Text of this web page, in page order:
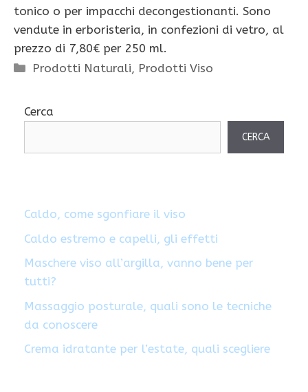
tonico o per impacchi decongestionanti. Sono
vendute in erboristeria, in confezioni di vetro, al
prezzo di 7,80€ per 250 ml.
Categorie
Prodotti Naturali, Prodotti Viso
Cerca
CERCA
Caldo, come sgonfiare il viso
Caldo estremo e capelli, gli effetti
Maschere viso all’argilla, vanno bene per
tutti?
Massaggio posturale, quali sono le tecniche
da conoscere
Crema idratante per l’estate, quali scegliere